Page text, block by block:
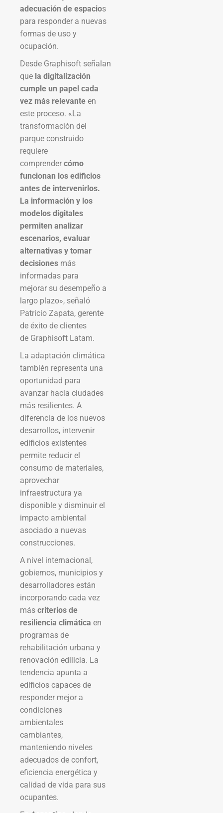
adecuación de espacios
para responder a nuevas
formas de uso y
ocupación.
Desde Graphisoft señalan
que la digitalización
cumple un papel cada
vez más relevante en
este proceso. «La
transformación del
parque construido
requiere
comprender cómo
funcionan los edificios
antes de intervenirlos.
La información y los
modelos digitales
permiten analizar
escenarios, evaluar
alternativas y tomar
decisiones más
informadas para
mejorar su desempeño a
largo plazo», señaló
Patricio Zapata, gerente
de éxito de clientes
de Graphisoft Latam.
La adaptación climática
también representa una
oportunidad para
avanzar hacia ciudades
más resilientes. A
diferencia de los nuevos
desarrollos, intervenir
edificios existentes
permite reducir el
consumo de materiales,
aprovechar
infraestructura ya
disponible y disminuir el
impacto ambiental
asociado a nuevas
construcciones.
A nivel internacional,
gobiernos, municipios y
desarrolladores están
incorporando cada vez
más criterios de
resiliencia climática en
programas de
rehabilitación urbana y
renovación edilicia. La
tendencia apunta a
edificios capaces de
responder mejor a
condiciones
ambientales
cambiantes,
manteniendo niveles
adecuados de confort,
eficiencia energética y
calidad de vida para sus
ocupantes.